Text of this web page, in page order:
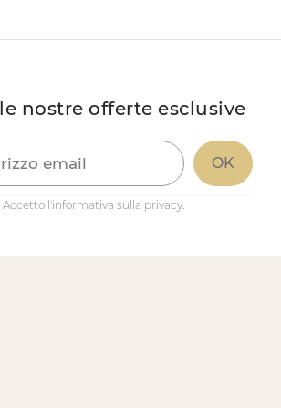
nostre offerte esclusive
Accetto l'informativa sulla privacy.